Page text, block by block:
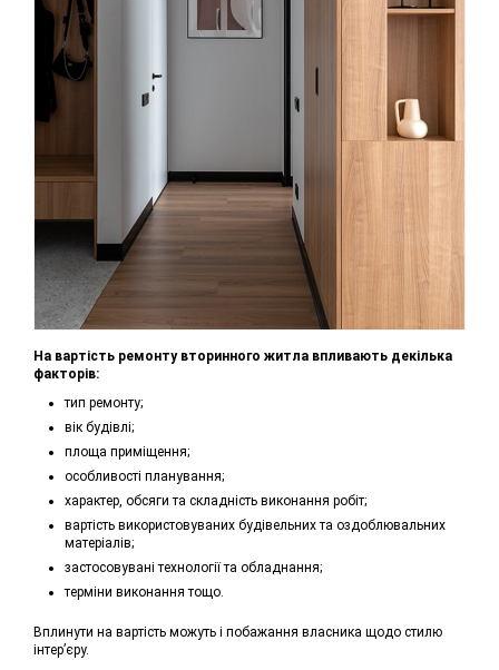
На вартість ремонту вторинного житла впливають декілька
факторів:
тип ремонту;
вік будівлі;
площа приміщення;
особливості планування;
характер, обсяги та складність виконання робіт;
вартість використовуваних будівельних та оздоблювальних
матеріалів;
застосовувані технології та обладнання;
терміни виконання тощо.
Вплинути на вартість можуть і побажання власника щодо стилю
інтер’єру.